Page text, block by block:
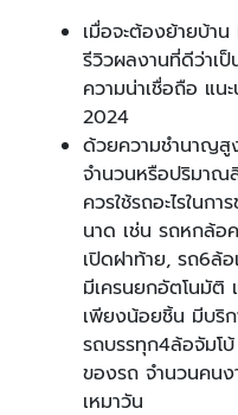
เมื่อจะต้องย้ายบ้า
รีวิวผลงานที่ดีว่าเ
ความน่าเชื่อถือ แน
2024
ด้วยความชำนาญสู
จำนวนหรือปริมาณ
ควรใช้รถอะไรในก
นาด เช่น รถหกล้อ
เปิดฝาท้าย, รถ6ล้
มีเครนยกอัตโนมั
เพียงน้อยชิ้น มีบริก
รถบรรทุก4ล้อจัมโ
ของรถ จำนวนคนง
เหมาวัน